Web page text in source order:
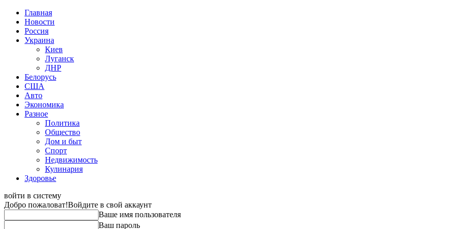
Главная
Новости
Россия
Украина
Киев
Луганск
ДНР
Белорусь
США
Авто
Экономика
Разное
Политика
Общество
Дом и быт
Спорт
Недвижимость
Кулинария
Здоровье
войти в систему
Добро пожаловат!Войдите в свой аккаунт
Ваше имя пользователя
Ваш пароль